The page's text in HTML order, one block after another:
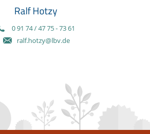
Ralf Hotzy
0 91 74 / 47 75 - 73 61
ralf.hotzy@lbv.de